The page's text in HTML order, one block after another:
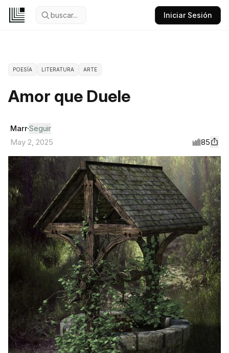
buscar... Iniciar Sesión
POESÍA LITERATURA ARTE
Amor que Duele
MarrSeguir
May 2, 2025
85